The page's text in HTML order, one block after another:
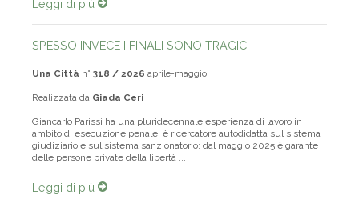
Leggi di più
SPESSO INVECE I FINALI SONO TRAGICI
Una Città n° 318 / 2026 aprile-maggio
Realizzata da Giada Ceri
Giancarlo Parissi ha una pluridecennale esperienza di lavoro in
ambito di esecuzione penale; è ricercatore autodidatta sul sistema
giudiziario e sul sistema sanzionatorio; dal maggio 2025 è garante
delle persone private della libertà ...
Leggi di più